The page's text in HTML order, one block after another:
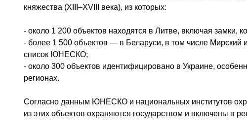
княжества (XIII–XVIII века), из которых:
- около 1 200 объектов находятся в Литве, включая замки,
- более 1 500 объектов — в Беларуси, в том числе Мирский
список ЮНЕСКО;
- около 300 объектов идентифицировано в Украине,
регионах.
Согласно данным ЮНЕСКО и национальных институтов
из этих объектов охраняются государством и включены в